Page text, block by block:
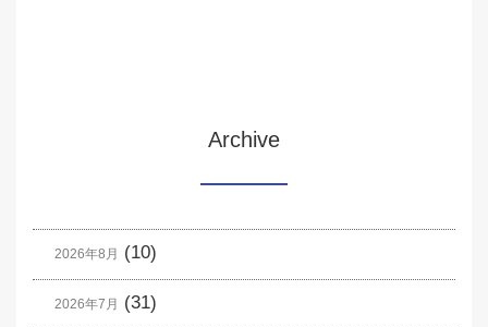
Archive
2026年8月 (10)
2026年7月 (31)